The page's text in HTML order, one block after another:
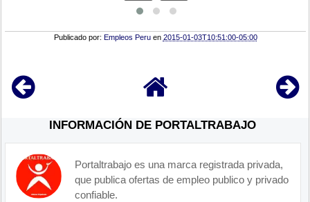
Publicado por: Empleos Peru en 2015-01-03T10:51:00-05:00
INFORMACIÓN DE PORTALTRABAJO
Portaltrabajo es una marca registrada privada,
que publica ofertas de empleo publico y privado
confiable.